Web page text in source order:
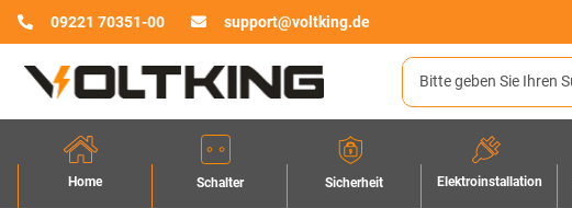
09221 70351-00 support@voltking.de
Home Schalter Sicherheit Elektroinstallation